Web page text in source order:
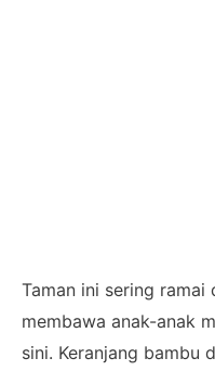
Taman ini sering ramai
membawa anak-anak
sini. Keranjang bambu